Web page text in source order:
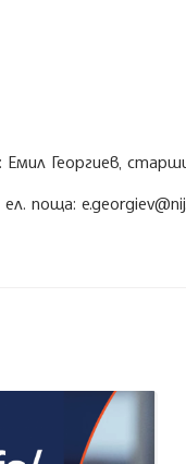
Георгиев,
поща: